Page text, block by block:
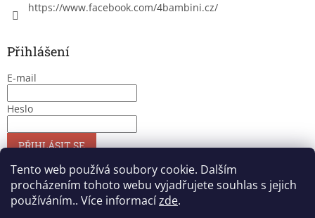
Tento web používá soubory cookie. Dalším
procházením tohoto webu vyjadřujete souhlas s jejich
používáním.. Více informacízde.
https://www.facebook.com/4bambini.cz/
Přihlášení
E-mail
Heslo
PŘIHLÁSIT SE
Nová registraceZapomenuté heslo